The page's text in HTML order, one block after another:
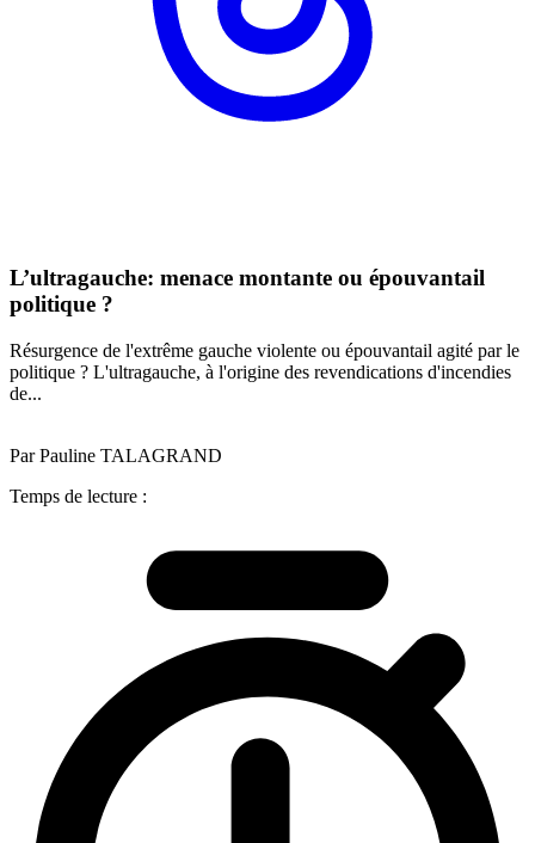
L’ultragauche: menace montante ou épouvantail
politique ?
Résurgence de l'extrême gauche violente ou épouvantail agité par le
politique ? L'ultragauche, à l'origine des revendications d'incendies
de...
Par Pauline TALAGRAND
Temps de lecture :